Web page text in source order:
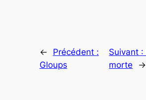
←
Précédent :
Gloups
Suivant :
morte
→